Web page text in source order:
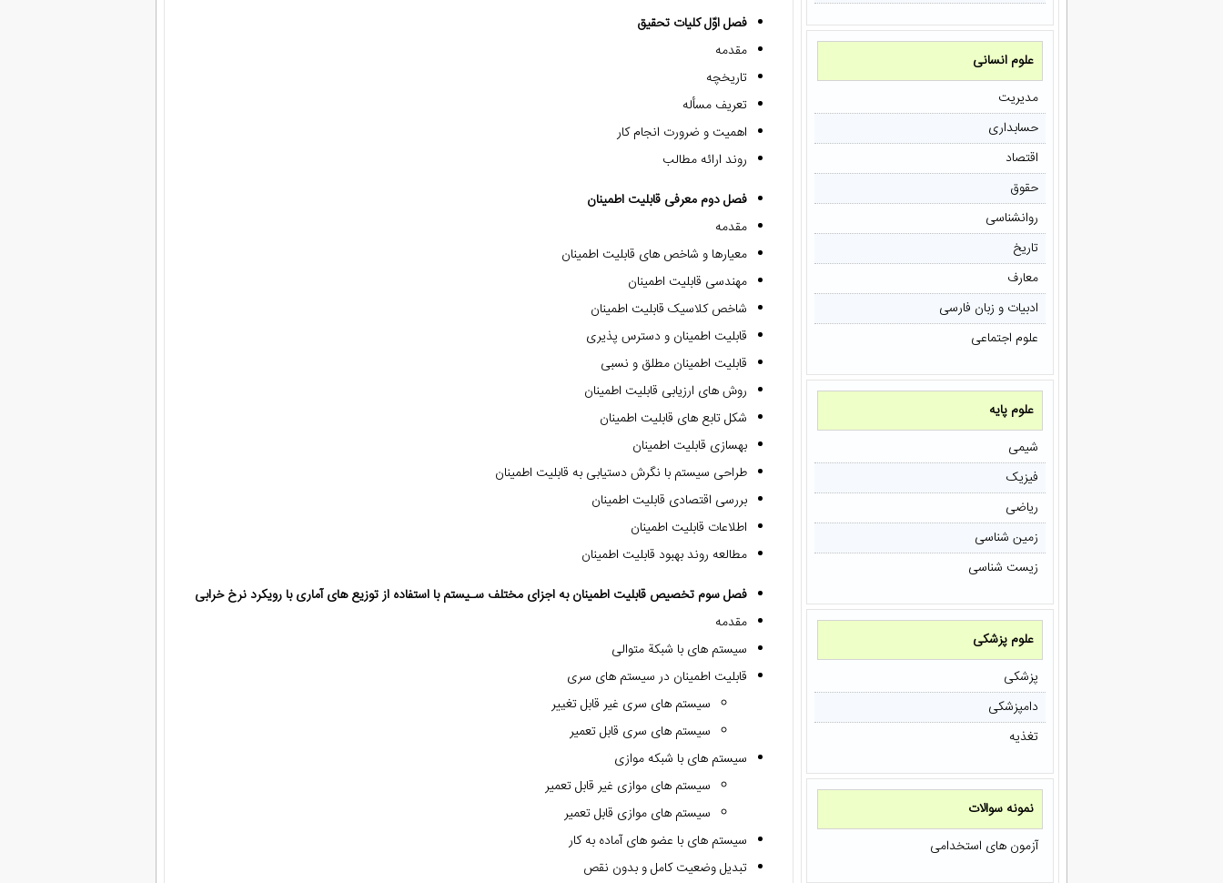
علوم انسانی
مدیریت
حسابداری
اقتصاد
حقوق
روانشناسی
تاریخ
معارف
ادبیات و زبان فارسی
علوم اجتماعی
علوم پایه
شیمی
فیزیک
ریاضی
زمین شناسی
زیست شناسی
علوم پزشکی
پزشکی
دامپزشکی
تغذیه
نمونه سوالات
آزمون های استخدامی
فصل اوّل کلیات تحقیق
مقدمه
تاریخچه
تعریف مسأله
اهمیت و ضرورت انجام کار
روند ارائه مطالب
فصل دوم معرفی قابلیت اطمینان
مقدمه
معیارها و شاخص های قابلیت اطمینان
مهندسی قابلیت اطمینان
شاخص کلاسیک قابلیت اطمینان
قابلیت اطمینان و دسترس پذیری
قابلیت اطمینان مطلق و نسبی
روش های ارزیابی قابلیت اطمینان
شکل تابع های قابلیت اطمینان
بهسازی قابلیت اطمینان
طراحی سیستم با نگرش دستیابی به قابلیت اطمینان
بررسی اقتصادی قابلیت اطمینان
اطلاعات قابلیت اطمینان
مطالعه روند بهبود قابلیت اطمینان
فصل سوم تخصیص قابلیت اطمینان به اجزای مختلف سـیستم با استفاده از توزیع های آماری با رویکرد نرخ خرابی
مقدمه
سیستم های با شبکة متوالی
قابلیت اطمینان در سیستم های سری
سیستم های سری غیر قابل تغییر
سیستم های سری قابل تعمیر
سیستم های با شبکه موازی
سیستم های موازی غیر قابل تعمیر
سیستم های موازی قابل تعمیر
سیستم های با عضو های آماده به کار
تبدیل وضعیت کامل و بدون نقص